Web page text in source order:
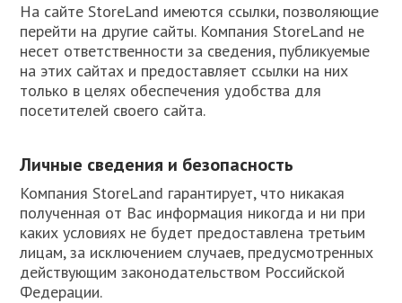
На сайте StoreLand имеются ссылки, позволяющие
перейти на другие сайты. Компания StoreLand не
несет ответственности за сведения, публикуемые
на этих сайтах и предоставляет ссылки на них
только в целях обеспечения удобства для
посетителей своего сайта.
Личные сведения и безопасность
Компания StoreLand гарантирует, что никакая
полученная от Вас информация никогда и ни при
каких условиях не будет предоставлена третьим
лицам, за исключением случаев, предусмотренных
действующим законодательством Российской
Федерации.